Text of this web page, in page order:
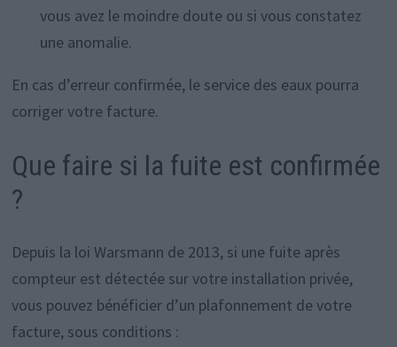
vous avez le moindre doute ou si vous constatez
une anomalie.
En cas d’erreur confirmée, le service des eaux pourra
corriger votre facture.
Que faire si la fuite est confirmée
?
Depuis la loi Warsmann de 2013, si une fuite après
compteur est détectée sur votre installation privée,
vous pouvez bénéficier d’un plafonnement de votre
facture, sous conditions :